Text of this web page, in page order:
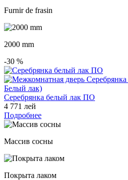
Furnir de frasin
2000 mm
-30 %
Серебрянка белый лак ПО
4 771 лей
Подробнее
Массив сосны
Покрыта лаком